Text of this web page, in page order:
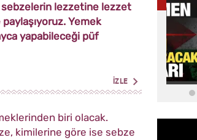
sebzelerin lezzetine lezzet
paylaşıyoruz. Yemek
yapabileceği püf
İZLE
biri olacak.
kimilerine göre ise sebze